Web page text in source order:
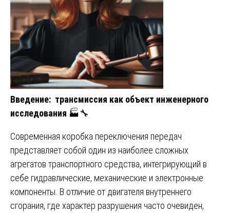
Введение: трансмиссия как объект инженерного
исследования 🏭🔧
Современная коробка переключения передач
представляет собой один из наиболее сложных
агрегатов транспортного средства, интегрирующий в
себе гидравлические, механические и электронные
компоненты. В отличие от двигателя внутреннего
сгорания, где характер разрушения часто очевиден,